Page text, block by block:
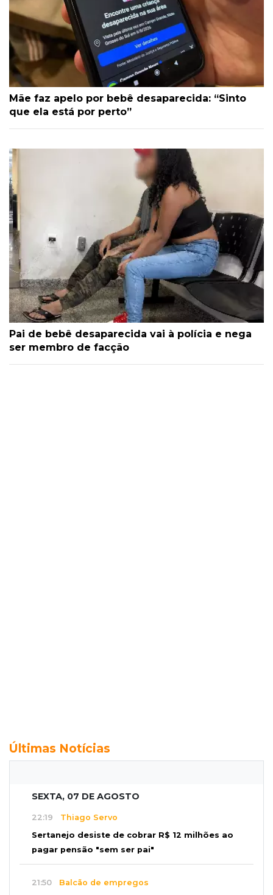
Mãe faz apelo por bebê desaparecida: “Sinto
que ela está por perto”
Pai de bebê desaparecida vai à polícia e nega
ser membro de facção
Últimas Notícias
SEXTA, 07 DE AGOSTO
22:19 Thiago Servo
Sertanejo desiste de cobrar R$ 12 milhões ao
pagar pensão "sem ser pai"
21:50 Balcão de empregos